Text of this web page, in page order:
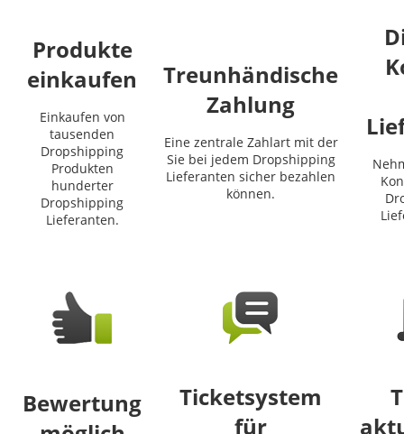
Produkte
einkaufen
Einkaufen von
tausenden
Dropshipping
Produkten
hunderter
Dropshipping
Lieferanten.
Treunhändische
Zahlung
Eine zentrale Zahlart mit der
Sie bei jedem Dropshipping
Lieferanten sicher bezahlen
können.
Bewertung
Ticketsystem
für